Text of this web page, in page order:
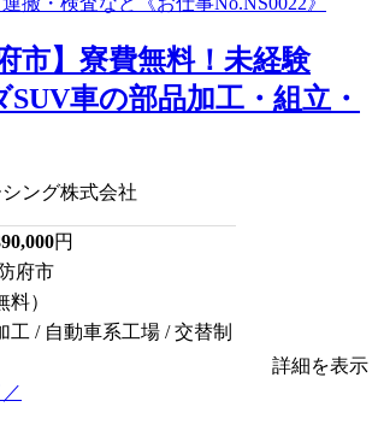
市】寮費無料！未経験
車の部品加工・組立・
ング株式会社
円
府市
料）
工 / 自動車系工場 / 交替制
詳細を表示